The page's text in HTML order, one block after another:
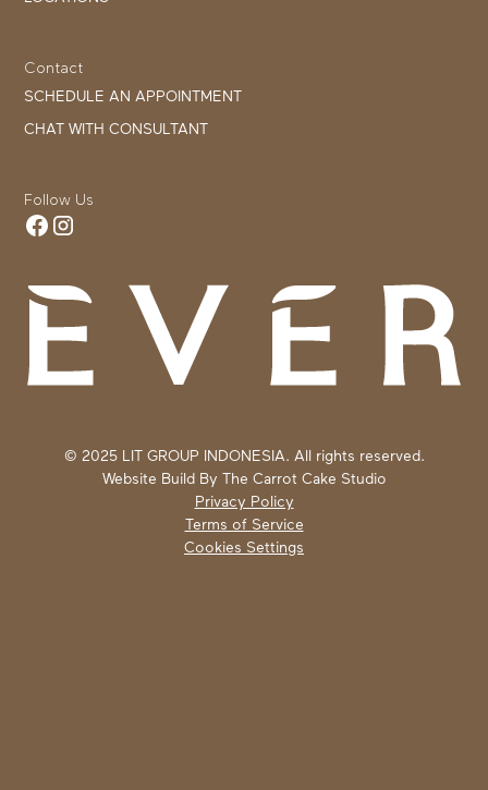
Contact
SCHEDULE AN APPOINTMENT
CHAT WITH CONSULTANT
Follow Us
© 2025 LIT GROUP INDONESIA. All rights reserved.
Website Build By
The Carrot Cake Studio
Privacy Policy
Terms of Service
Cookies Settings